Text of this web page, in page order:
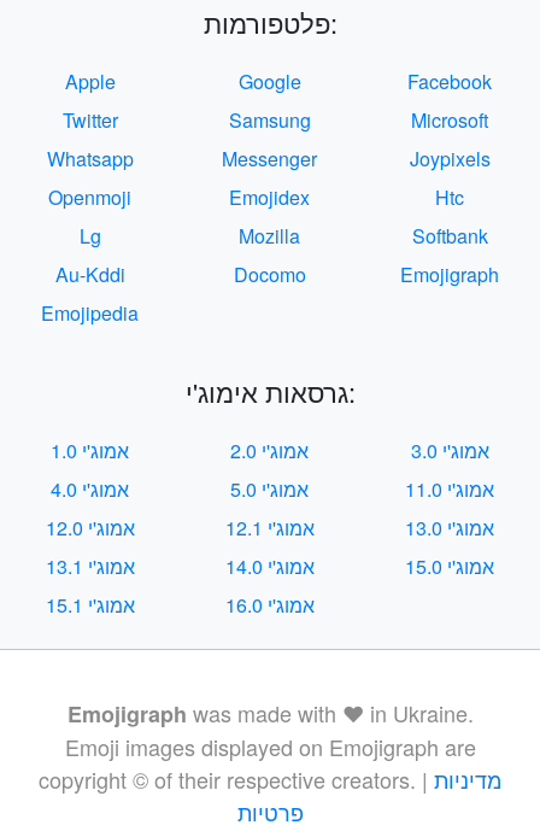
פלטפורמות:
Apple Google
Facebook
Twitter
Samsung
Microsoft
Whatsapp
Messenger
Joypixels
Openmoji
Emojidex
Htc
Lg
Mozilla
Softbank
Au-Kddi
Docomo
Emojigraph
Emojipedia
גרסאות אימוג'י:
אמוג'י 1.0 אמוג'י 2.0
אמוג'י 3.0
אמוג'י 4.0
אמוג'י 5.0
אמוג'י 11.0
אמוג'י 12.0
אמוג'י 12.1
אמוג'י 13.0
אמוג'י 13.1
אמוג'י 14.0
אמוג'י 15.0
אמוג'י 15.1
אמוג'י 16.0
Emojigraph was made with ❤️ in Ukraine.
Emoji images displayed on Emojigraph are
copyright © of their respective creators. | מדיניות
פרטיות